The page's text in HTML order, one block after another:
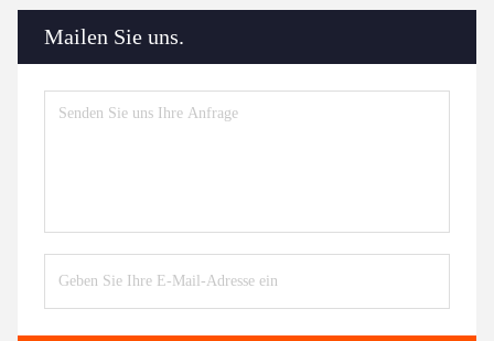
Mailen Sie uns.